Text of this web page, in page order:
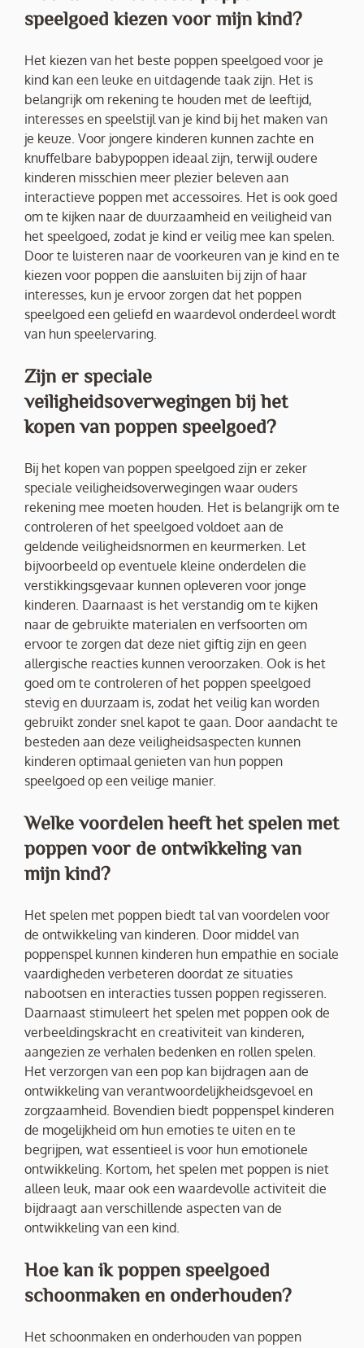
speelgoed kiezen voor mijn kind?
Het kiezen van het beste poppen speelgoed voor je
kind kan een leuke en uitdagende taak zijn. Het is
belangrijk om rekening te houden met de leeftijd,
interesses en speelstijl van je kind bij het maken van
je keuze. Voor jongere kinderen kunnen zachte en
knuffelbare babypoppen ideaal zijn, terwijl oudere
kinderen misschien meer plezier beleven aan
interactieve poppen met accessoires. Het is ook goed
om te kijken naar de duurzaamheid en veiligheid van
het speelgoed, zodat je kind er veilig mee kan spelen.
Door te luisteren naar de voorkeuren van je kind en te
kiezen voor poppen die aansluiten bij zijn of haar
interesses, kun je ervoor zorgen dat het poppen
speelgoed een geliefd en waardevol onderdeel wordt
van hun speelervaring.
Zijn er speciale
veiligheidsoverwegingen bij het
kopen van poppen speelgoed?
Bij het kopen van poppen speelgoed zijn er zeker
speciale veiligheidsoverwegingen waar ouders
rekening mee moeten houden. Het is belangrijk om te
controleren of het speelgoed voldoet aan de
geldende veiligheidsnormen en keurmerken. Let
bijvoorbeeld op eventuele kleine onderdelen die
verstikkingsgevaar kunnen opleveren voor jonge
kinderen. Daarnaast is het verstandig om te kijken
naar de gebruikte materialen en verfsoorten om
ervoor te zorgen dat deze niet giftig zijn en geen
allergische reacties kunnen veroorzaken. Ook is het
goed om te controleren of het poppen speelgoed
stevig en duurzaam is, zodat het veilig kan worden
gebruikt zonder snel kapot te gaan. Door aandacht te
besteden aan deze veiligheidsaspecten kunnen
kinderen optimaal genieten van hun poppen
speelgoed op een veilige manier.
Welke voordelen heeft het spelen met
poppen voor de ontwikkeling van
mijn kind?
Het spelen met poppen biedt tal van voordelen voor
de ontwikkeling van kinderen. Door middel van
poppenspel kunnen kinderen hun empathie en sociale
vaardigheden verbeteren doordat ze situaties
nabootsen en interacties tussen poppen regisseren.
Daarnaast stimuleert het spelen met poppen ook de
verbeeldingskracht en creativiteit van kinderen,
aangezien ze verhalen bedenken en rollen spelen.
Het verzorgen van een pop kan bijdragen aan de
ontwikkeling van verantwoordelijkheidsgevoel en
zorgzaamheid. Bovendien biedt poppenspel kinderen
de mogelijkheid om hun emoties te uiten en te
begrijpen, wat essentieel is voor hun emotionele
ontwikkeling. Kortom, het spelen met poppen is niet
alleen leuk, maar ook een waardevolle activiteit die
bijdraagt aan verschillende aspecten van de
ontwikkeling van een kind.
Hoe kan ik poppen speelgoed
schoonmaken en onderhouden?
Het schoonmaken en onderhouden van poppen